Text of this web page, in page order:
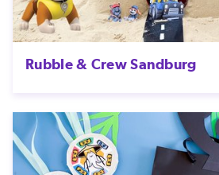
Rubble & Crew Sandburg